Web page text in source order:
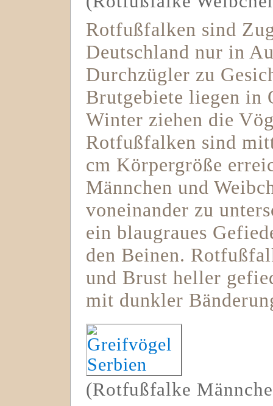
Rotfußfalken sind
Deutschland nur in
Durchzügler zu
Brutgebiete liegen in
Winter ziehen die
Rotfußfalken sind
cm Körpergröße
Männchen und
voneinander zu
ein blaugraues
den Beinen.
und Brust heller
mit dunkler
(Rotfußfalke